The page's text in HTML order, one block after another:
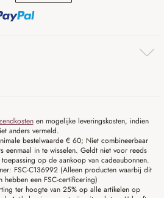
en mogelijke leveringskosten, indien
anders vermeld.
bestelwaarde € 60; Niet combineerbaar
eenmaal in te wisselen. Geldt niet voor reeds
op de aankoop van cadeaubonnen.
FSC-C136992 (Alleen producten waarbij dit
hebben een FSC-certificering)
ter hoogte van 25% op alle artikelen op